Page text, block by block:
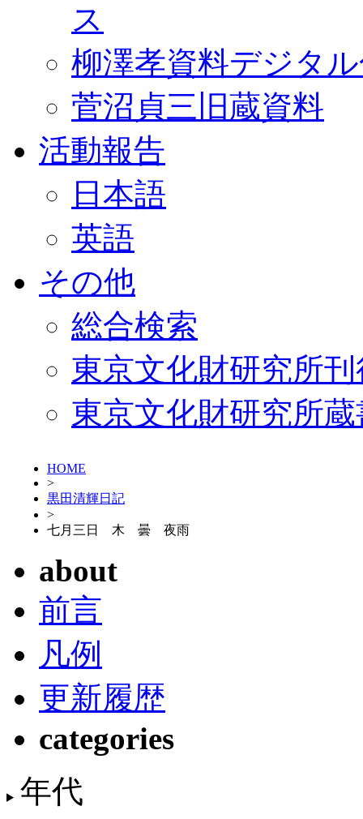
ス
柳澤孝資料デジタ
菅沼貞三旧蔵資料
活動報告
日本語
英語
その他
総合検索
東京文化財研究所
東京文化財研究所
HOME
>
黒田清輝日記
>
七月三日 木 曇 夜雨
about
前言
凡例
更新履歴
categories
年代